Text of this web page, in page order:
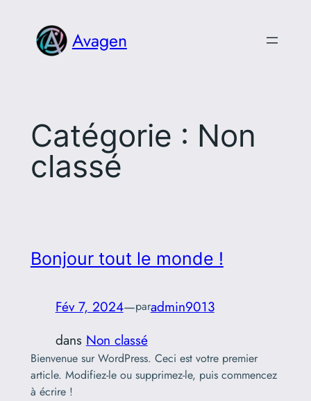
contenu
Avagen
Catégorie : Non
classé
Bonjour tout le monde !
Fév 7, 2024—paradmin9013
dans Non classé
Bienvenue sur WordPress. Ceci est votre premier
article. Modifiez-le ou supprimez-le, puis commencez
à écrire !